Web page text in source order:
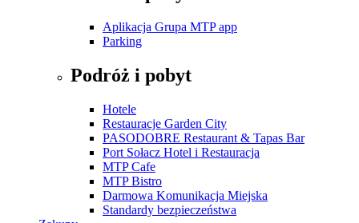
Aplikacja Grupa MTP app
Parking
Podróż i pobyt
Hotele
Restauracje Garden City
PASODOBRE Restaurant & Tapas Bar
Port Sołacz Hotel i Restauracja
MTP Cafe
MTP Bistro
Darmowa Komunikacja Miejska
Standardy bezpieczeństwa